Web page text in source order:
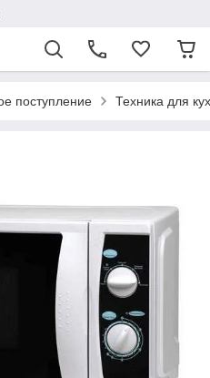
поступление Техника для